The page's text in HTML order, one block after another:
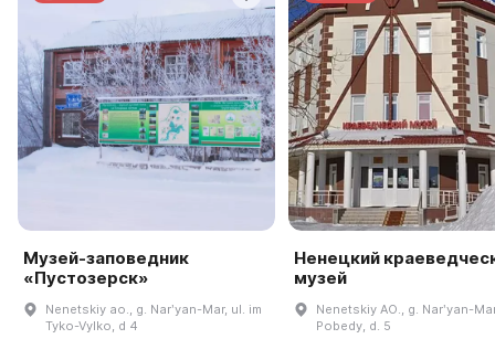
Музей-заповедник
«Пустозерск»
Nenetskiy ao., g. Narʹyan-Mar, ul. im
Tyko-Vylko, d 4
Ненецкий
музей
Nenetskiy AO., g. Narʹyan-
Pobedy, d. 5